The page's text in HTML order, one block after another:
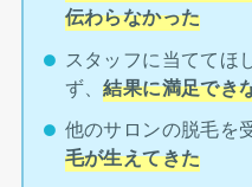
伝わらなかった
スタッフに当ててほ
ず、結果に満足でき
他のサロンの脱毛を
毛が生えてきた